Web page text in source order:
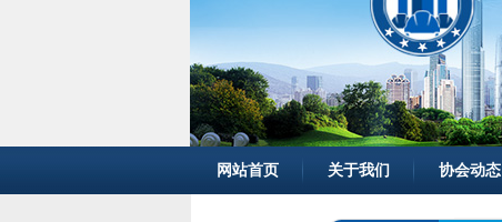
网站首页 关于我们 协会动态